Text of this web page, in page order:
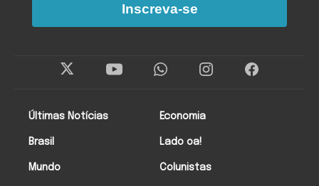
Últimas Notícias
Brasil
Mundo
Economia
Lado oa!
Colunistas
Inscreva-se